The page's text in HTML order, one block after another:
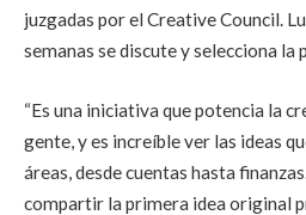
juzgadas por el Creative Council.
semanas se discute y selecciona la
“Es una iniciativa que potencia la
gente, y es increíble ver las ideas
áreas, desde cuentas hasta
compartir la primera idea original